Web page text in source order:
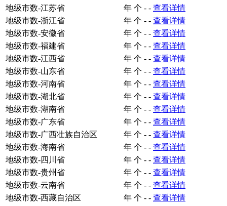
地级市数-江苏省
年 个 - - 查看详情
地级市数-浙江省
年 个 - - 查看详情
地级市数-安徽省
年 个 - - 查看详情
地级市数-福建省
年 个 - - 查看详情
地级市数-江西省
年 个 - - 查看详情
地级市数-山东省
年 个 - - 查看详情
地级市数-河南省
年 个 - - 查看详情
地级市数-湖北省
年 个 - - 查看详情
地级市数-湖南省
年 个 - - 查看详情
地级市数-广东省
年 个 - - 查看详情
地级市数-广西壮族自治区
年 个 - - 查看详情
地级市数-海南省
年 个 - - 查看详情
地级市数-四川省
年 个 - - 查看详情
地级市数-贵州省
年 个 - - 查看详情
地级市数-云南省
年 个 - - 查看详情
地级市数-西藏自治区
年 个 - - 查看详情